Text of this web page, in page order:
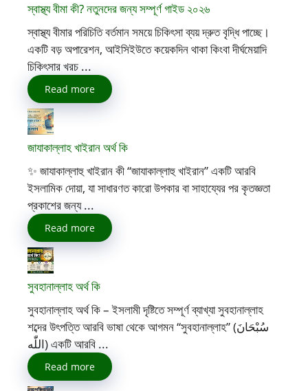
স্বাস্থ্য বীমা কী? নতুনদের জন্য সম্পূর্ণ গাইড ২০২৬
স্বাস্থ্য বীমার পরিচিতি বর্তমান সময়ে চিকিৎসা ব্যয় দ্রুত বৃদ্ধি পাচ্ছে।
একটি বড় অপারেশন, আইসিইউতে কয়েকদিন থাকা কিংবা দীর্ঘমেয়াদি
চিকিৎসার খরচ ...
Read more
জাযাকাল্লাহ খাইরান অর্থ কি
✨ জাযাকাল্লাহু খাইরান কী “জাযাকাল্লাহু খাইরান” একটি আরবি
ইসলামিক দোয়া, যা সাধারণত কারো উপকার বা সাহায্যের পর কৃতজ্ঞতা
প্রকাশের জন্য ...
Read more
সুবহানাল্লাহ অর্থ কি
সুবহানাল্লাহ অর্থ কি – ইসলামী দৃষ্টিতে সম্পূর্ণ ব্যাখ্যা সুবহানাল্লাহ
শব্দের উৎপত্তি আরবি ভাষা থেকে আগমন “সুবহানাল্লাহ” (سُبْحَانَ
اللّٰه) একটি আরবি ...
Read more